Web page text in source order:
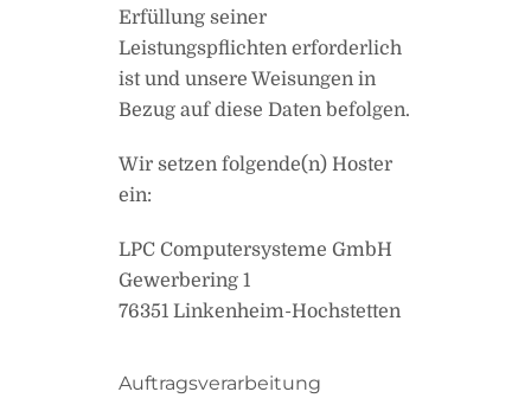
Erfüllung seiner
Leistungspflichten erforderlich
ist und unsere Weisungen in
Bezug auf diese Daten befolgen.
Wir setzen folgende(n) Hoster
ein:
LPC Computersysteme GmbH
Gewerbering 1
76351 Linkenheim-Hochstetten
Auftragsverarbeitung